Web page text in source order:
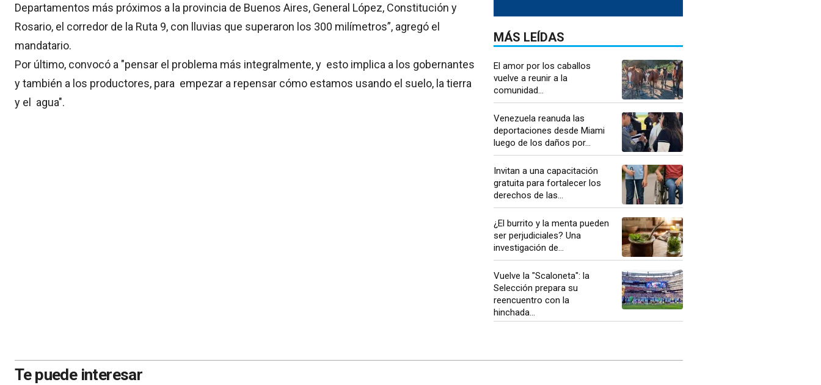
Departamentos más próximos a la provincia de Buenos Aires, General López, Constitución y
Rosario, el corredor de la Ruta 9, con lluvias que superaron los 300 milímetros”, agregó el
mandatario.
Por último, convocó a "pensar el problema más integralmente, y esto implica a los gobernantes
y también a los productores, para empezar a repensar cómo estamos usando el suelo, la tierra
y el agua".
MÁS LEÍDAS
El amor por los caballos
vuelve a reunir a la
comunidad...
Venezuela reanuda las
deportaciones desde Miami
luego de los daños por...
Invitan a una capacitación
gratuita para fortalecer los
derechos de las...
¿El burrito y la menta pueden
ser perjudiciales? Una
investigación de...
Vuelve la "Scaloneta": la
Selección prepara su
reencuentro con la
hinchada...
Te puede interesar